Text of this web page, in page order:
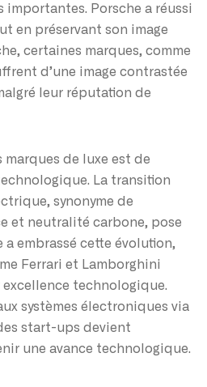
Porsche a réussi
en préservant son image
certaines marques, comme
d’une image contrastée
leur réputation de
marques de luxe est de
La transition
synonyme de
et neutralité carbone, pose
embrassé cette évolution,
Ferrari et Lamborghini
technologique.
systèmes électroniques via
start-ups devient
une avance technologique.